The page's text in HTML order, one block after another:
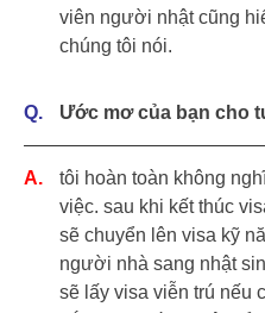
viên người nhật cũng
chúng tôi nói.
Ước mơ của bạn cho
tôi hoàn toàn không
việc. sau khi kết thúc
sẽ chuyển lên visa kỹ
người nhà sang nhật
sẽ lấy visa viễn trú nếu